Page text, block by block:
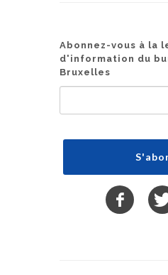
Abonnez-vous à la
d'information du
Bruxelles